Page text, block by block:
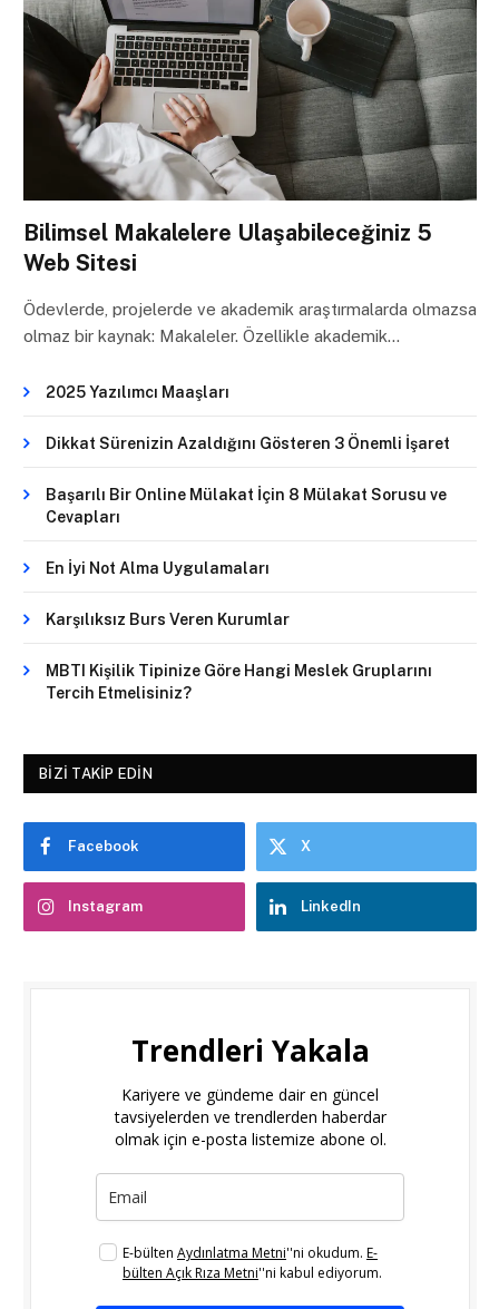
Bilimsel Makalelere Ulaşabileceğiniz 5
Web Sitesi
Ödevlerde, projelerde ve akademik araştırmalarda olmazsa
olmaz bir kaynak: Makaleler. Özellikle akademik…
2025 Yazılımcı Maaşları
Dikkat Sürenizin Azaldığını Gösteren 3 Önemli İşaret
Başarılı Bir Online Mülakat İçin 8 Mülakat Sorusu ve
Cevapları
En İyi Not Alma Uygulamaları
Karşılıksız Burs Veren Kurumlar
MBTI Kişilik Tipinize Göre Hangi Meslek Gruplarını
Tercih Etmelisiniz?
BIZI TAKIP EDIN
Facebook X
Instagram LinkedIn
Trendleri Yakala
Kariyere ve gündeme dair en güncel
tavsiyelerden ve trendlerden haberdar
olmak için e-posta listemize abone ol.
E-bülten Aydınlatma Metni''ni okudum. E-
bülten Açık Rıza Metni''ni kabul ediyorum.